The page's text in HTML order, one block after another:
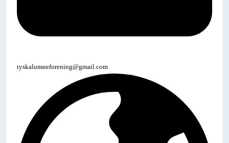
tyskalumneforening@gmail.com